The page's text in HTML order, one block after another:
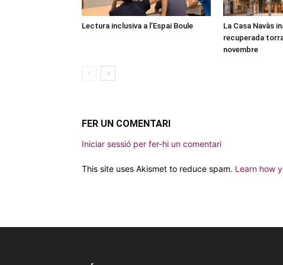
Lectura inclusiva a l’Espai Boule
La Casa Navàs
recuperada
novembre
FER UN COMENTARI
Iniciar sessió per fer-hi un comentari
This site uses Akismet to reduce spam. Learn how